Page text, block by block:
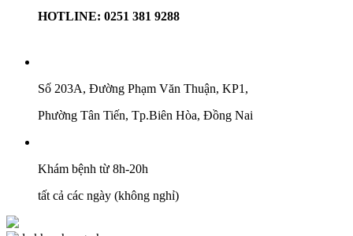
HOTLINE: 0251 381 9288
Số 203A, Đường Phạm Văn Thuận, KP1,
Phường Tân Tiến, Tp.Biên Hòa, Đồng Nai
Khám bệnh từ 8h-20h
tất cả các ngày (không nghỉ)